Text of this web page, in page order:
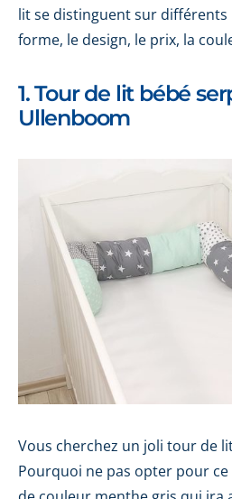
lit se distinguent sur différents
forme, le design, le prix, la
1. Tour de lit bébé
Ullenboom
Vous cherchez un joli tour de
Pourquoi ne pas opter pour